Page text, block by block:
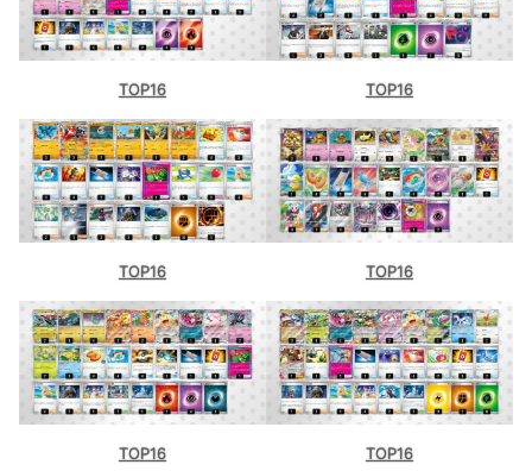
TOP16 TOP16
TOP16 TOP16
TOP16 TOP16